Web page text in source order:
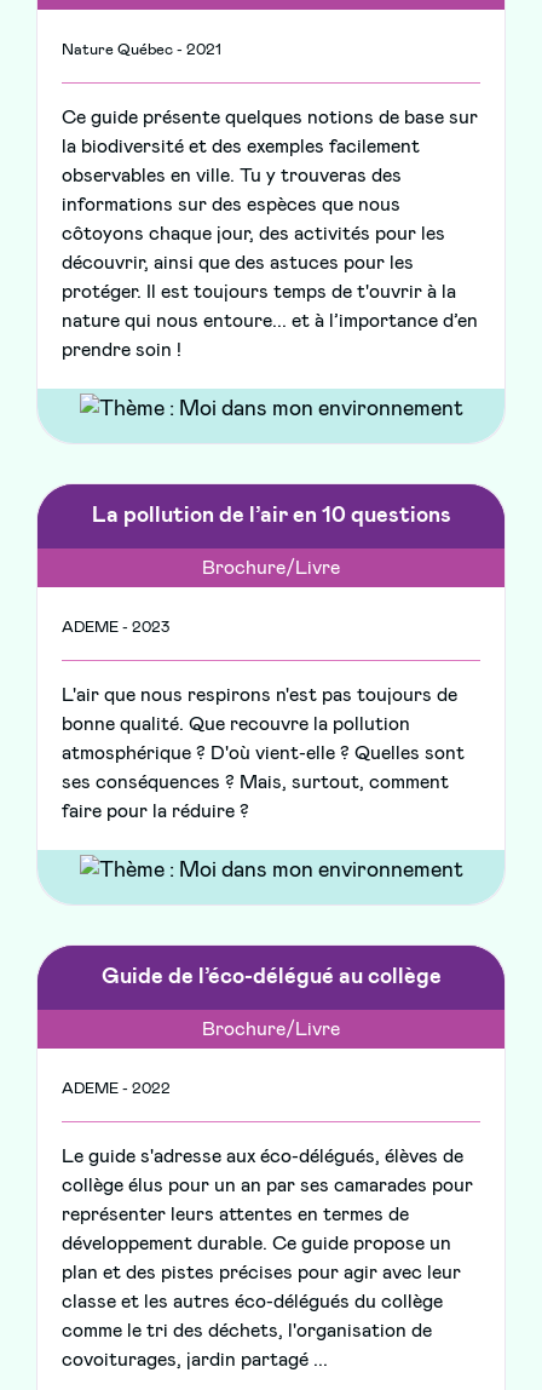
Nature Québec - 2021
Ce guide présente quelques notions de base sur
la biodiversité et des exemples facilement
observables en ville. Tu y trouveras des
informations sur des espèces que nous
côtoyons chaque jour, des activités pour les
découvrir, ainsi que des astuces pour les
protéger. Il est toujours temps de t'ouvrir à la
nature qui nous entoure... et à l’importance d’en
prendre soin !
La pollution de l’air en 10 questions
Brochure/Livre
ADEME - 2023
L'air que nous respirons n'est pas toujours de
bonne qualité. Que recouvre la pollution
atmosphérique ? D'où vient-elle ? Quelles sont
ses conséquences ? Mais, surtout, comment
faire pour la réduire ?
Guide de l’éco-délégué au collège
Brochure/Livre
ADEME - 2022
Le guide s'adresse aux éco-délégués, élèves de
collège élus pour un an par ses camarades pour
représenter leurs attentes en termes de
développement durable. Ce guide propose un
plan et des pistes précises pour agir avec leur
classe et les autres éco-délégués du collège
comme le tri des déchets, l'organisation de
covoiturages, jardin partagé ...